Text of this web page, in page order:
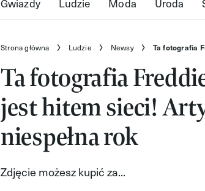
Strona główna Ludzie Newsy Ta fotografia
Ta fotografia
jest hitem sieci!
niespełna rok
Zdjęcie możesz kupić za...